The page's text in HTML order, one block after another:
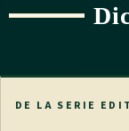
DE LA SERIE